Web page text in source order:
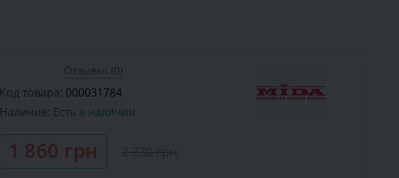
Отзывы: (0)
Код товара: 000031784
Наличие: Есть в наличии
1 860 грн